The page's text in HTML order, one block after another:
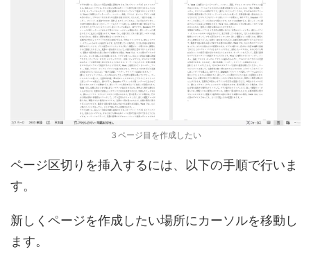
３ページ目を作成したい
ページ区切りを挿入するには、以下の手順で行いま
す。
新しくページを作成したい場所にカーソルを移動し
ます。